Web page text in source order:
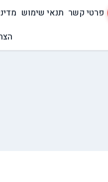
פרטי קשר תנאי שימוש